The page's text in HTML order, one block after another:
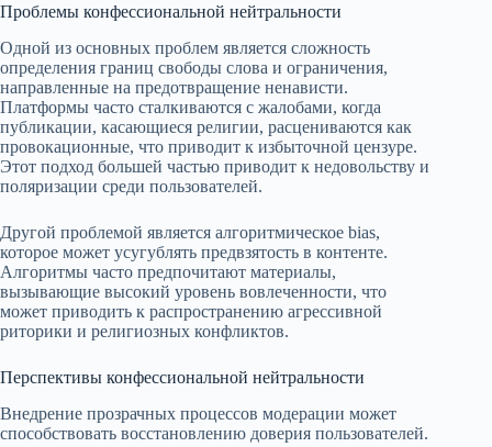
Проблемы конфессиональной нейтральности
Одной из основных проблем является сложность
определения границ свободы слова и ограничения,
направленные на предотвращение ненависти.
Платформы часто сталкиваются с жалобами, когда
публикации, касающиеся религии, расцениваются как
провокационные, что приводит к избыточной цензуре.
Этот подход большей частью приводит к недовольству и
поляризации среди пользователей.
Другой проблемой является алгоритмическое bias,
которое может усугублять предвзятость в контенте.
Алгоритмы часто предпочитают материалы,
вызывающие высокий уровень вовлеченности, что
может приводить к распространению агрессивной
риторики и религиозных конфликтов.
Перспективы конфессиональной нейтральности
Внедрение прозрачных процессов модерации может
способствовать восстановлению доверия пользователей.